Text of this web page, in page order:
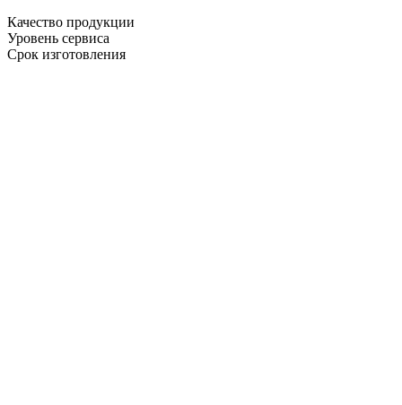
Качество продукции
Уровень сервиса
Срок изготовления